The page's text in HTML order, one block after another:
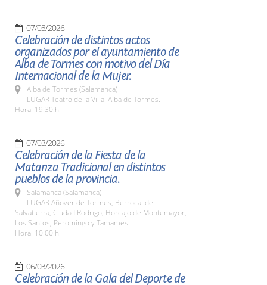
07/03/2026
Celebración de distintos actos
organizados por el ayuntamiento de
Alba de Tormes con motivo del Día
Internacional de la Mujer.
Alba de Tormes (Salamanca)
LUGAR Teatro de la Villa. Alba de Tormes.
Hora: 19:30 h.
07/03/2026
Celebración de la Fiesta de la
Matanza Tradicional en distintos
pueblos de la provincia.
Salamanca (Salamanca)
LUGAR Añover de Tormes, Berrocal de
Salvatierra, Ciudad Rodrigo, Horcajo de Montemayor,
Los Santos, Peromingo y Tamames
Hora: 10:00 h.
06/03/2026
Celebración de la Gala del Deporte de